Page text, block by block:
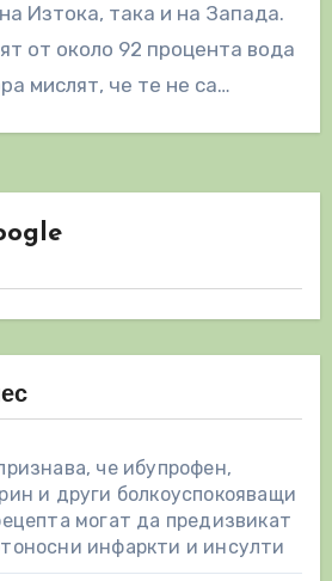
Изтока, така и на Запада.
от около 92 процента вода
мислят, че те не са…
че ибупрофен,
и други болкоуспокояващи
могат да предизвикат
инфаркти и инсулти